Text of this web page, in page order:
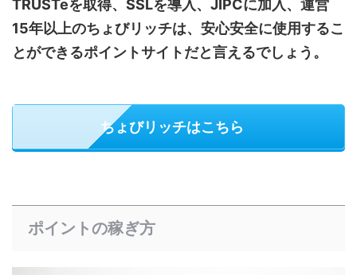
TRUSTeを取得、SSLを導入、JIPCに加入、運営
15年以上のちょびリッチは、安心安全に使用するこ
とができるポイントサイトだと言えるでしょう。
ちょびリッチはこちら
ポイントの稼ぎ方